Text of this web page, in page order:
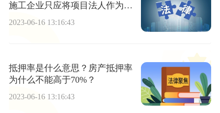
施工企业只应将项目法人作为被
告吗？ 短讯
2023-06-16 13:16:43
抵押率是什么意思？房产抵押率
为什么不能高于70%？
2023-06-16 13:16:43